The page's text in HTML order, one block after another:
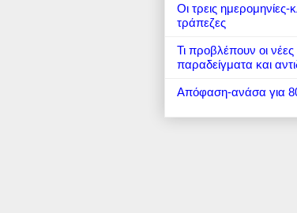
Οι τρεις ημερομηνίες-
τράπεζες
Τι προβλέπουν οι
παραδείγματα και
Απόφαση-ανάσα για